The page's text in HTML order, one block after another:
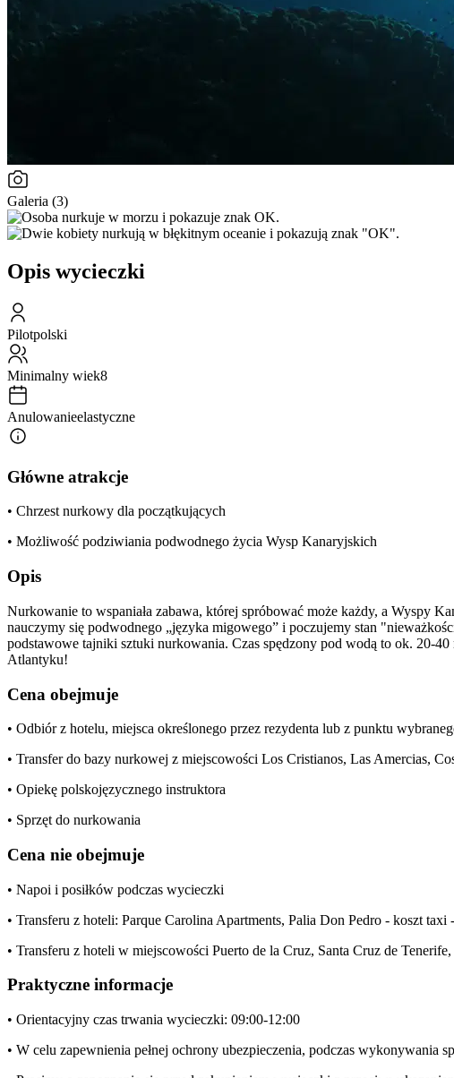
Galeria (3)
Opis wycieczki
Pilotpolski
Minimalny wiek8
Anulowanieelastyczne
Główne atrakcje
• Chrzest nurkowy dla początkujących
• Możliwość podziwiania podwodnego życia Wysp Kanaryjskich
Opis
Nurkowanie to wspaniała zabawa, której spróbować może każdy, a Wyspy
nauczymy się podwodnego „języka migowego” i poczujemy stan
podstawowe tajniki sztuki nurkowania. Czas spędzony pod wodą to ok. 20-
Atlantyku!
Cena obejmuje
• Odbiór z hotelu, miejsca określonego przez rezydenta lub z punktu
• Transfer do bazy nurkowej z miejscowości Los Cristianos, Las Amercias,
• Opiekę polskojęzycznego instruktora
• Sprzęt do nurkowania
Cena nie obejmuje
• Napoi i posiłków podczas wycieczki
• Transferu z hoteli: Parque Carolina Apartments, Palia Don Pedro - koszt taxi
• Transferu z hoteli w miejscowości Puerto de la Cruz, Santa Cruz de
Praktyczne informacje
• Orientacyjny czas trwania wycieczki: 09:00-12:00
• W celu zapewnienia pełnej ochrony ubezpieczenia, podczas